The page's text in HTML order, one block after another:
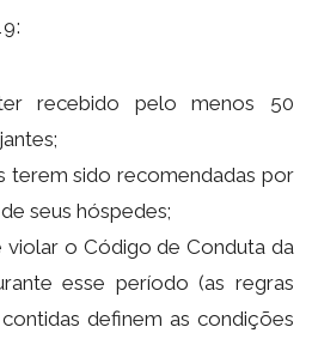
recebido pelo menos 50
terem sido recomendadas por
seus hóspedes;
violar o Código de Conduta da
esse período (as regras
definem as condições